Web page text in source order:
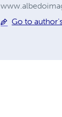
Go to